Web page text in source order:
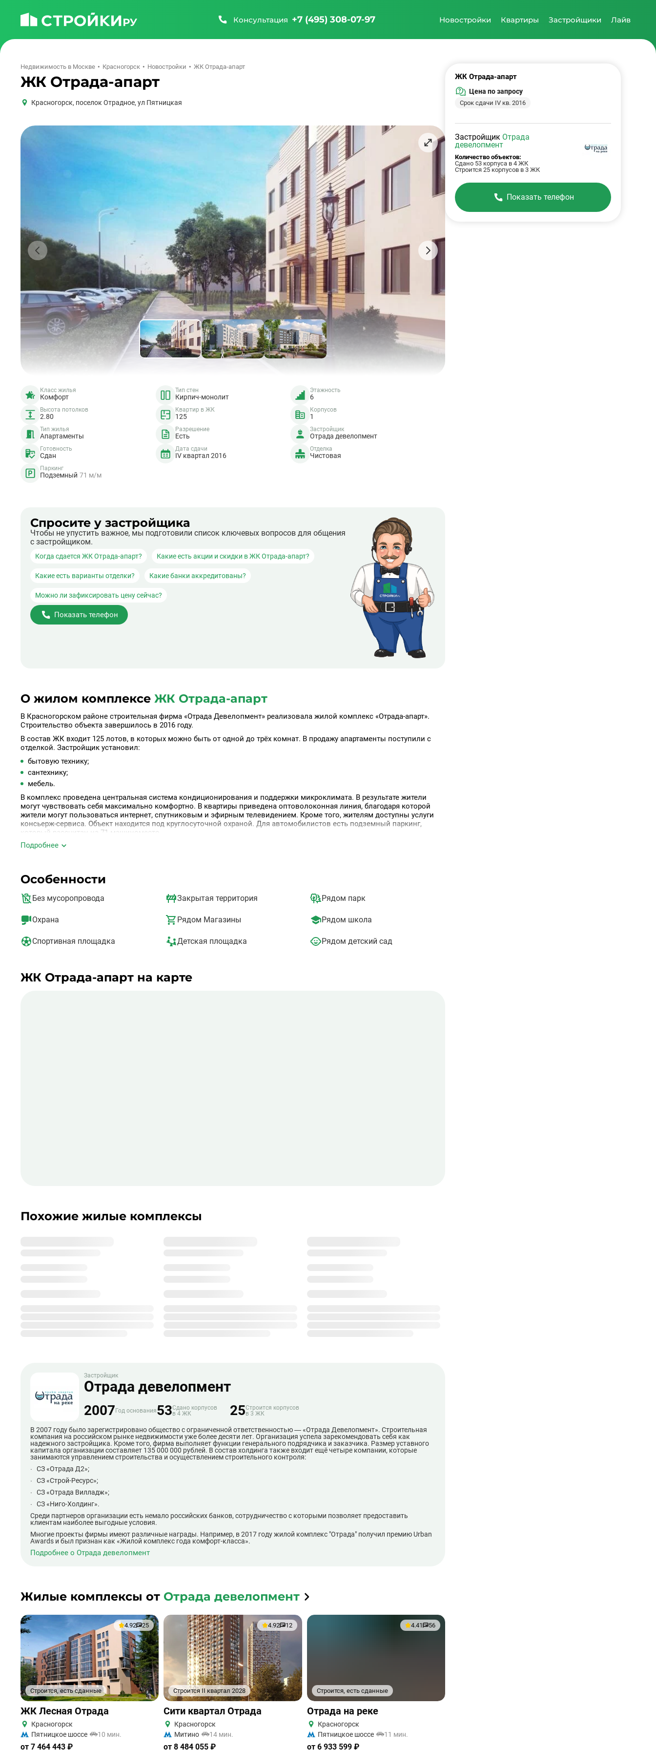
Консультация +7 (495) 308-07-97 Новостройки Квартиры Застройщики Лайв
Недвижимость в Москве Красногорск Новостройки ЖК Отрада-апарт
ЖК Отрада-апарт
Красногорск, поселок Отрадное, ул Пятницкая
Класс жилья
Комфорт
Тип стен
Кирпич-монолит
Этажность
6
Высота потолков
2.80
Квартир в ЖК
125
Корпусов
1
Тип жилья
Апартаменты
Разрешение
Есть
Застройщик
Отрада девелопмент
Готовность
Сдан
Дата сдачи
IV квартал 2016
Отделка
Чистовая
Паркинг
Подземный 71 м/м
Спросите у застройщика
Чтобы не упустить важное, мы подготовили список ключевых вопросов для общения
с застройщиком.
Когда сдается ЖК Отрада-апарт? Какие есть акции и скидки в ЖК Отрада-апарт?
Какие есть варианты отделки? Какие банки аккредитованы?
Можно ли зафиксировать цену сейчас?
Показать телефон
О жилом комплексе ЖК Отрада-апарт
В Красногорском районе строительная фирма «Отрада Девелопмент» реализовала жилой комплекс «Отрада-апарт».
Строительство объекта завершилось в 2016 году.
В состав ЖК входит 125 лотов, в которых можно быть от одной до трёх комнат. В продажу апартаменты поступили с
отделкой. Застройщик установил:
бытовую технику;
сантехнику;
мебель.
В комплекс проведена центральная система кондиционирования и поддержки микроклимата. В результате жители
могут чувствовать себя максимально комфортно. В квартиры приведена оптоволоконная линия, благодаря которой
жители могут пользоваться интернет, спутниковым и эфирным телевидением. Кроме того, жителям доступны услуги
консьерж-сервиса. Объект находится под круглосуточной охраной. Для автомобилистов есть подземный паркинг,
который рассчитан на 71 машиноместо.
Первые этажи комплекса занимают коммерческие помещения, в том числе офисы, аптеки, магазины, банковское
Расстояние от комплекса до Московской кольцевой автодороги составляет всего 7 километров. В трёх километрах от
ЖК находится станция метро "Пятницкое шоссе". В ста метрах находится автобусная остановка.
Подробнее
Особенности
Без мусоропровода Закрытая территория Рядом парк
Охрана Рядом Магазины Рядом школа
Спортивная площадка Детская площадка Рядом детский сад
ЖК Отрада-апарт на карте
Похожие жилые комплексы
Застройщик
Отрада девелопмент
2007 Год основания53Сдано корпусов
в 4 ЖК
25Строится корпусов
в 3 ЖК
В 2007 году было зарегистрировано общество с ограниченной ответственностью — «Отрада Девелопмент». Строительная
компания на российском рынке недвижимости уже более десяти лет. Организация успела зарекомендовать себя как
надежного застройщика. Кроме того, фирма выполняет функции генерального подрядчика и заказчика. Размер уставного
капитала организации составляет 135 000 000 рублей. В состав холдинга также входит ещё четыре компании, которые
занимаются управлением строительства и осуществлением строительного контроля:
· СЗ «Отрада Д2»;
· СЗ «Строй-Ресурс»;
· СЗ «Отрада Вилладж»;
· СЗ «Ниго-Холдинг».
Среди партнеров организации есть немало российских банков, сотрудничество с которыми позволяет предоставить
клиентам наиболее выгодные условия.
Многие проекты фирмы имеют различные награды. Например, в 2017 году жилой комплекс "Отрада" получил премию Urban
Awards и был признан как «Жилой комплекс года комфорт-класса».
Подробнее о Отрада девелопмент
Жилые комплексы от Отрада девелопмент
Строится, есть сданные
4.92 25
ЖК Лесная Отрада
Красногорск
Пятницкое шоссе
10 мин.
от 7 464 443 ₽
Строится II квартал 2028
4.92 12
Сити квартал Отрада
Красногорск
Митино
14 мин.
от 8 484 055 ₽
Строится, есть сданные
4.41 56
Отрада на реке
Красногорск
Пятницкое шоссе
11 мин.
от 6 933 599 ₽
ЖК Отрада-апарт
Цена по запросу
Срок сдачи IV кв. 2016
Застройщик Отрада
девелопмент
Количество объектов:
Сдано 53 корпуса в 4 ЖК
Строится 25 корпусов в 3 ЖК
Показать телефон